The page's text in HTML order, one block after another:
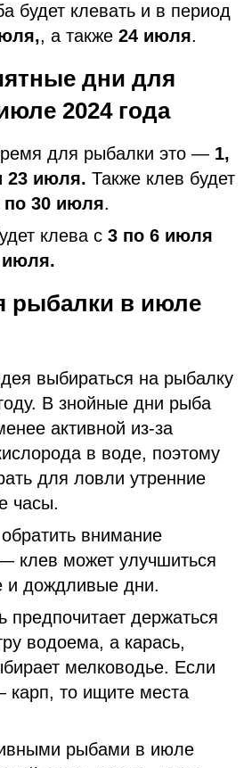
будет клевать и в период
, а также 24 июля.
дни для
2024 года
для рыбалки это — 1,
23 июля. Также клев будет
по 30 июля.
клева с 3 по 6 июля
июля.
рыбалки в июле
выбираться на рыбалку
В знойные дни рыба
активной из-за
в воде, поэтому
для ловли утренние
часы.
внимание
клев может улучшиться
и дождливые дни.
предпочитает держаться
водоема, а карась,
мелководье. Если
то ищите места
рыбами в июле